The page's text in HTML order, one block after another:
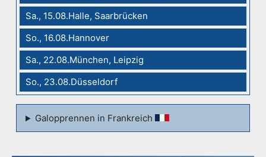
Sa., 15.08.Halle, Saarbrücken
So., 16.08.Hannover
Sa., 22.08.München, Leipzig
So., 23.08.Düsseldorf
Galopprennen in Frankreich